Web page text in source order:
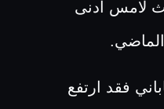
لامس أدنى
فقد ارتفع